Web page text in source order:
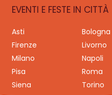
EVENTI E FESTE IN CITTÀ
Asti Bologna
Firenze
Livorno
Milano
Napoli
Pisa
Roma
Siena
Torino